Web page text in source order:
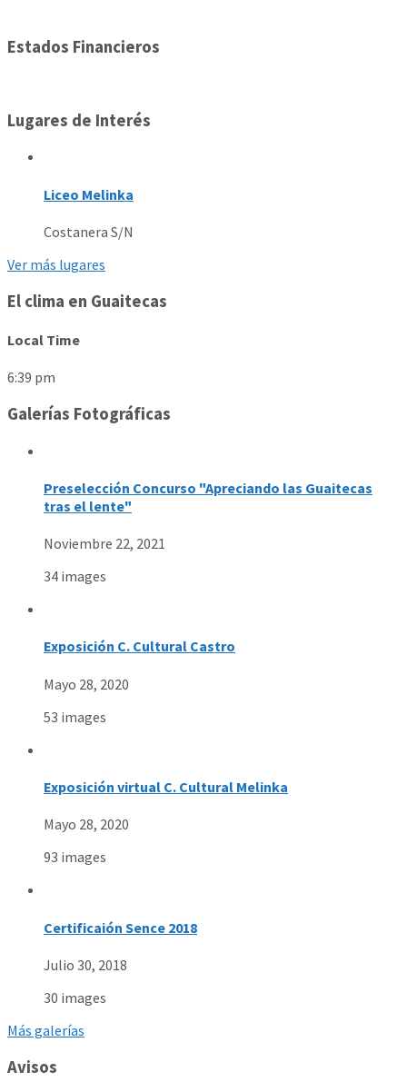
Estados Financieros
Lugares de Interés
Liceo Melinka
Costanera S/N
Ver más lugares
El clima en Guaitecas
Local Time
6:39 pm
Galerías Fotográficas
Preselección Concurso "Apreciando las Guaitecas
tras el lente"
Noviembre 22, 2021
34 images
Exposición C. Cultural Castro
Mayo 28, 2020
53 images
Exposición virtual C. Cultural Melinka
Mayo 28, 2020
93 images
Certificaión Sence 2018
Julio 30, 2018
30 images
Más galerías
Avisos